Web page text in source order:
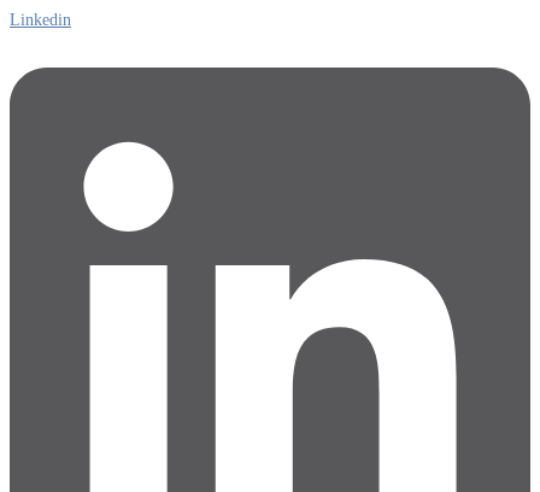
Linkedin